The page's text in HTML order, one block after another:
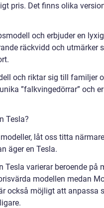
pris. Det finns olika
och erbjuder en
räckvidd och utmärker
och riktar sig till familjer
”falkvingedörrar” och
Tesla?
låt oss titta
äger en Tesla.
varierar beroende på
modellen medan
också möjligt att anpassa